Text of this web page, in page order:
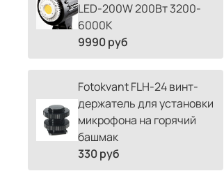
LED-200W 200Вт 3200-
6000К
9990 руб
Fotokvant FLH-24 винт-
держатель для установки
микрофона на горячий
башмак
330 руб